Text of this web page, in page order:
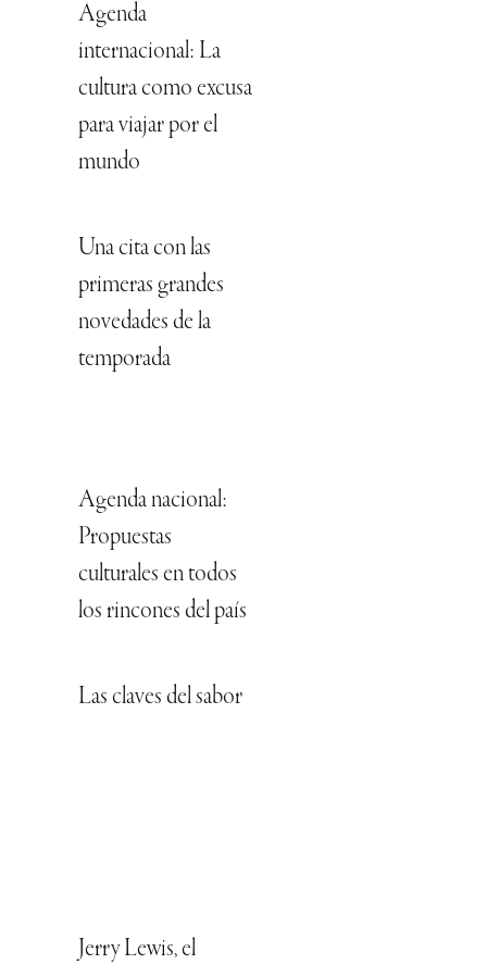
Agenda
internacional: La
cultura como excusa
para viajar por el
mundo
Una cita con las
primeras grandes
novedades de la
temporada
Agenda nacional:
Propuestas
culturales en todos
los rincones del país
Las claves del sabor
Jerry Lewis, el